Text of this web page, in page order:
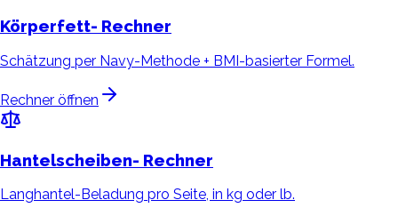
Körperfett- Rechner
Schätzung per Navy-Methode + BMI-basierter Formel.
Rechner öffnen
Hantelscheiben- Rechner
Langhantel-Beladung pro Seite, in kg oder lb.